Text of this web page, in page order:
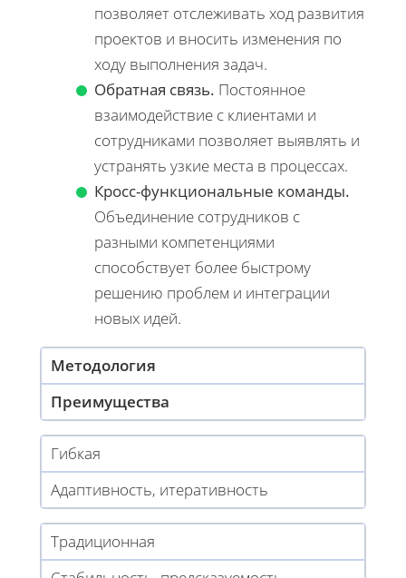
позволяет отслеживать ход развития
проектов и вносить изменения по
ходу выполнения задач.
Обратная связь. Постоянное
взаимодействие с клиентами и
сотрудниками позволяет выявлять и
устранять узкие места в процессах.
Кросс-функциональные команды.
Объединение сотрудников с
разными компетенциями
способствует более быстрому
решению проблем и интеграции
новых идей.
Методология
Преимущества
Гибкая
Адаптивность, итеративность
Традиционная